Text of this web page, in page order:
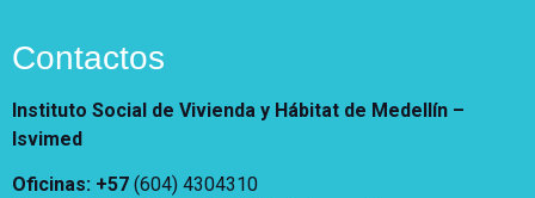
Contraste
Centro de relevo
Más Información sobre Accesibilidad
Contactos
Instituto Social de Vivienda y Hábitat de Medellín –
Isvimed
Oficinas: +57 (604) 4304310